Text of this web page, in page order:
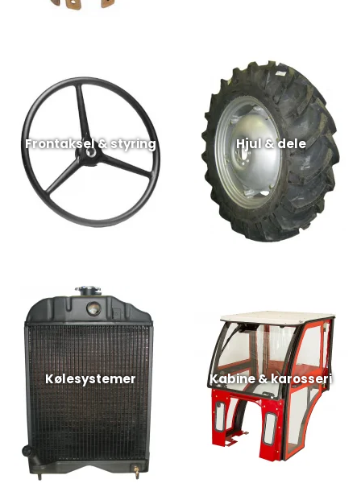
Frontaksel & styring Hjul & dele
Kølesystemer Kabine & karosseri